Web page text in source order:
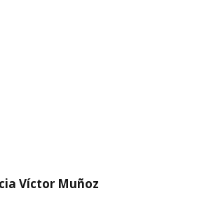
Víctor Muñoz